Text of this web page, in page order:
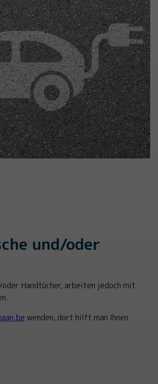
und/oder
Handtücher, arbeiten jedoch mit
wenden, dort hilft man Ihnen